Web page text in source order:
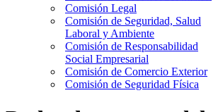
Comisión Legal
Comisión de Seguridad, Salud
Laboral y Ambiente
Comisión de Responsabilidad
Social Empresarial
Comisión de Comercio Exterior
Comisión de Seguridad Física